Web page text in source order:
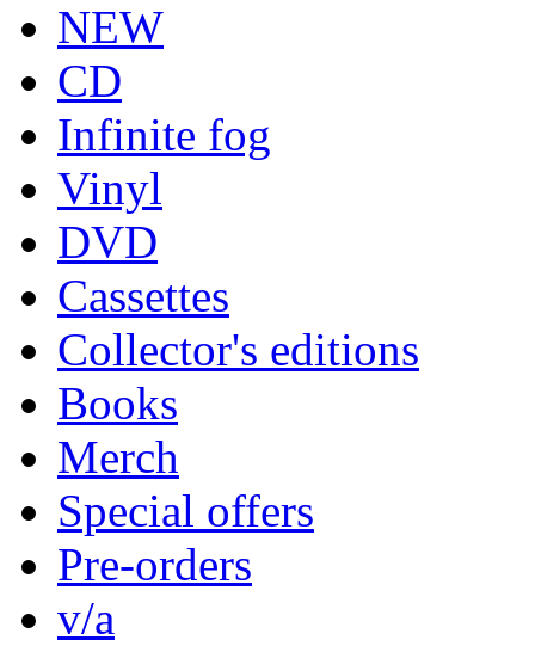
NEW
CD
Infinite fog
Vinyl
DVD
Cassettes
Collector's editions
Books
Merch
Special offers
Pre-orders
v/a